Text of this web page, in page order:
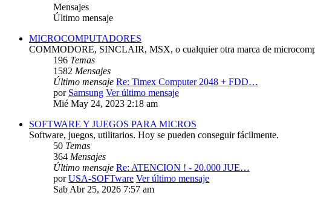
Mensajes
Último mensaje
MICROCOMPUTADORES
COMMODORE, SINCLAIR, MSX, o cualquier otra marca de
196 Temas
1582 Mensajes
Último mensaje Re: Timex Computer 2048 + FDD…
por Samsung Ver último mensaje
Mié May 24, 2023 2:18 am
SOFTWARE Y JUEGOS PARA MICROS
Software, juegos, utilitarios. Hoy se pueden conseguir fácilmente.
50 Temas
364 Mensajes
Último mensaje Re: ATENCION ! - 20.000 JUE…
porUSA-SOFTware Ver último mensaje
Sab Abr 25, 2026 7:57 am